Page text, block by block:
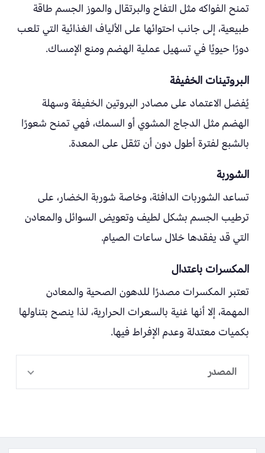
تمنح الفواكه مثل التفاح والبرتقال والموز الجسم طاقة
طبيعية، إلى جانب احتوائها على الألياف الغذائية التي تلعب
دورًا حيويًا في تسهيل عملية الهضم ومنع الإمساك.
البروتينات الخفيفة
يُفضل الاعتماد على مصادر البروتين الخفيفة وسهلة
الهضم مثل الدجاج المشوي أو السمك، فهي تمنح شعورًا
بالشبع لفترة أطول دون أن تثقل على المعدة.
الشوربة
تساعد الشوربات الدافئة، وخاصة شوربة الخضار، على
ترطيب الجسم بشكل لطيف وتعويض السوائل والمعادن
التي قد يفقدها خلال ساعات الصيام.
المكسرات باعتدال
تعتبر المكسرات مصدرًا للدهون الصحية والمعادن
المهمة، إلا أنها غنية بالسعرات الحرارية، لذا ينصح بتناولها
بكميات معتدلة وعدم الإفراط فيها.
المصدر